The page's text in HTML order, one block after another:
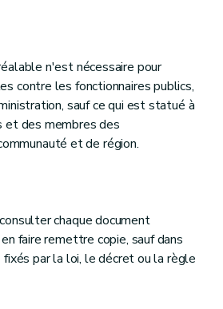
n'est nécessaire pour
contre les fonctionnaires publics,
sauf ce qui est statué à
et des membres des
et de région.
chaque document
faire remettre copie, sauf dans
par la loi, le décret ou la règle